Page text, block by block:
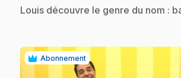
.Louis découvre le genre du nom :
Abonnement